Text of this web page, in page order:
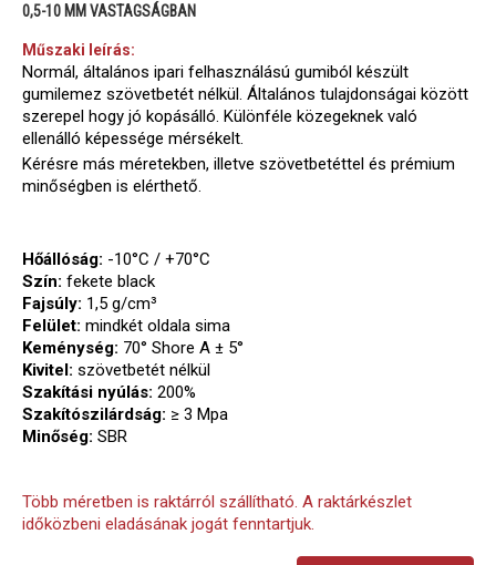
0,5-10 MM VASTAGSÁGBAN
Műszaki leírás:
Normál, általános ipari felhasználású gumiból készült
gumilemez szövetbetét nélkül. Általános tulajdonságai között
szerepel hogy jó kopásálló. Különféle közegeknek való
ellenálló képessége mérsékelt.
Kérésre más méretekben, illetve szövetbetéttel és prémium
minőségben is elérthető.
Hőállóság: -10°C / +70°C
Szín: fekete black
Fajsúly: 1,5 g/cm³
Felület: mindkét oldala sima
Keménység: 70° Shore A ± 5°
Kivitel: szövetbetét nélkül
Szakítási nyúlás: 200%
Szakítószilárdság: ≥ 3 Mpa
Minőség: SBR
Több méretben is raktárról szállítható. A raktárkészlet
időközbeni eladásának jogát fenntartjuk.